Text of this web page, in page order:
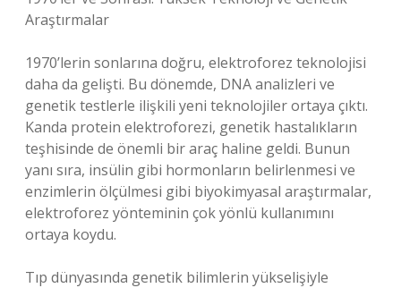
Araştırmalar
1970’lerin sonlarına doğru, elektroforez teknolojisi
daha da gelişti. Bu dönemde, DNA analizleri ve
genetik testlerle ilişkili yeni teknolojiler ortaya çıktı.
Kanda protein elektroforezi, genetik hastalıkların
teşhisinde de önemli bir araç haline geldi. Bunun
yanı sıra, insülin gibi hormonların belirlenmesi ve
enzimlerin ölçülmesi gibi biyokimyasal araştırmalar,
elektroforez yönteminin çok yönlü kullanımını
ortaya koydu.
Tıp dünyasında genetik bilimlerin yükselişiyle